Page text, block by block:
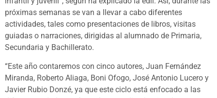
próximas semanas se van a llevar a cabo diferentes
actividades, tales como presentaciones de libros, visitas
guiadas o narraciones, dirigidas al alumnado de Primaria,
Secundaria y Bachillerato.
“Este año contaremos con cinco autores, Juan Fernández
Miranda, Roberto Aliaga, Boni Ofogo, José Antonio Lucero y
Javier Rubio Donzé, ya que este ciclo está enfocado a las